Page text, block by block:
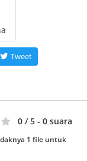
Tweet
0 / 5 - 0 suara
1 file untuk